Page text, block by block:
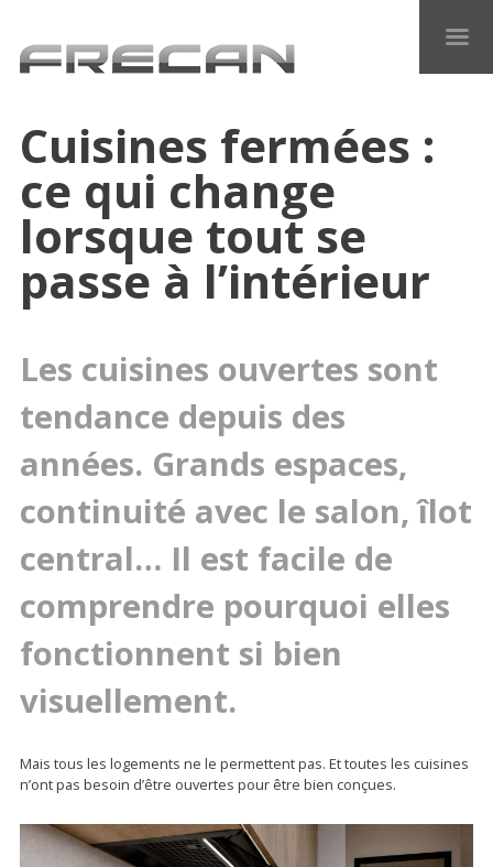
Cuisines fermées :
ce qui change
lorsque tout se
passe à l’intérieur
Les cuisines ouvertes sont
tendance depuis des
années. Grands espaces,
continuité avec le salon, îlot
central… Il est facile de
comprendre pourquoi elles
fonctionnent si bien
visuellement.
Mais tous les logements ne le permettent pas. Et toutes les cuisines
n’ont pas besoin d’être ouvertes pour être bien conçues.